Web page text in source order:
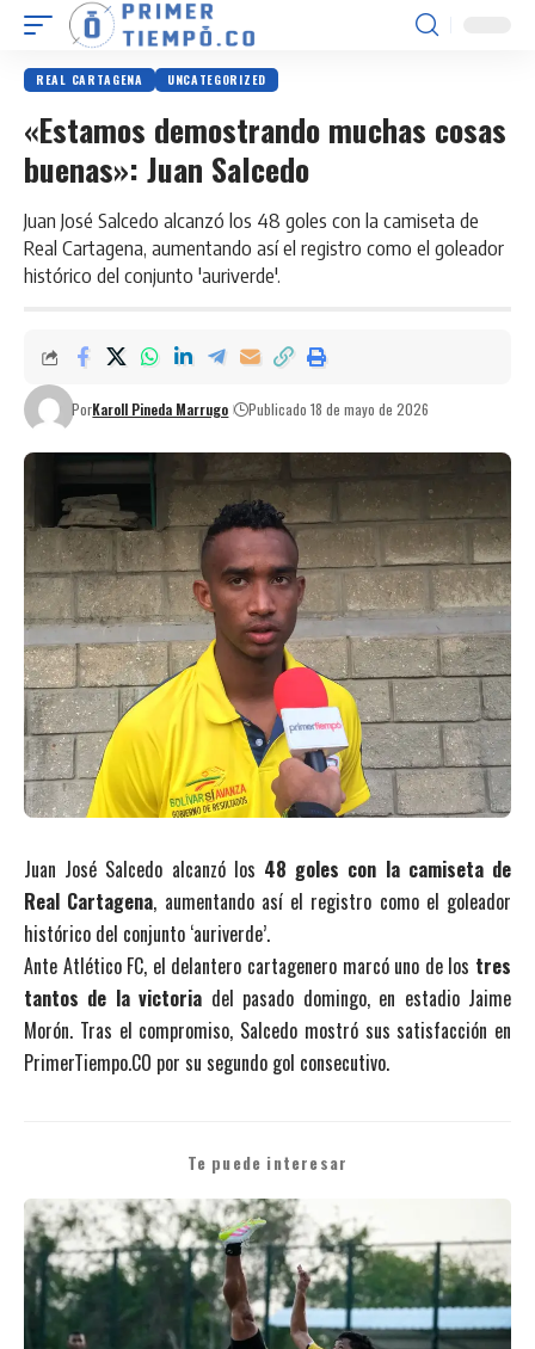
REAL CARTAGENA UNCATEGORIZED
«Estamos demostrando muchas cosas
buenas»: Juan Salcedo
Juan José Salcedo alcanzó los 48 goles con la camiseta de
Real Cartagena, aumentando así el registro como el goleador
histórico del conjunto 'auriverde'.
PorKaroll Pineda Marrugo Publicado 18 de mayo de 2026
Juan José Salcedo alcanzó los 48 goles con la camiseta de
Real Cartagena, aumentando así el registro como el goleador
histórico del conjunto ‘auriverde’.
Ante Atlético FC, el delantero cartagenero marcó uno de los tres
tantos de la victoria del pasado domingo, en estadio Jaime
Morón. Tras el compromiso, Salcedo mostró sus satisfacción en
PrimerTiempo.CO por su segundo gol consecutivo.
Te puede interesar